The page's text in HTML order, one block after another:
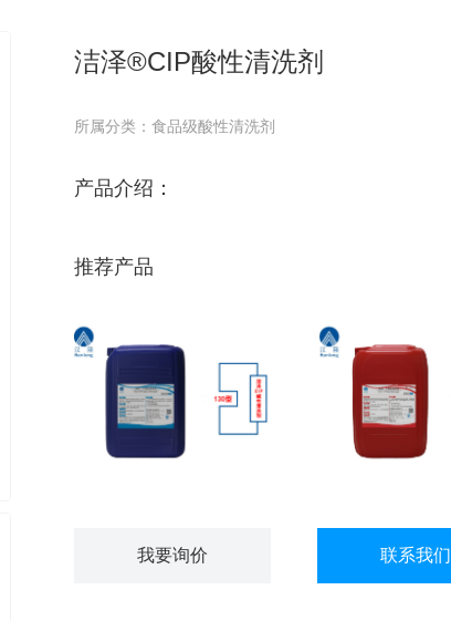
洁泽®CIP酸性清洗剂
所属分类：食品级酸性清洗剂
产品介绍：
推荐产品
我要询价 联系我们